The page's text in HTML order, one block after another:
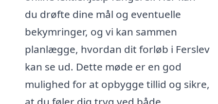
du drøfte dine mål og eventuelle
bekymringer, og vi kan sammen
planlægge, hvordan dit forløb i Ferslev
kan se ud. Dette møde er en god
mulighed for at opbygge tillid og sikre,